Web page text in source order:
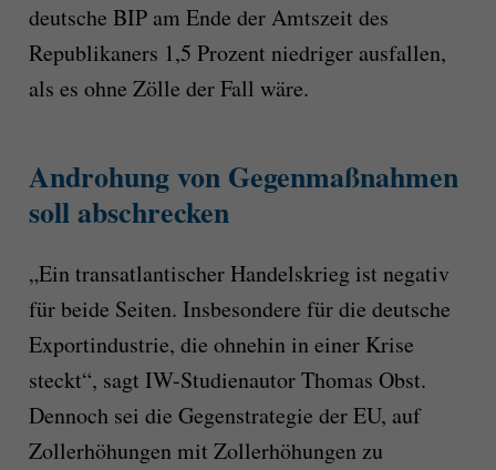
deutsche BIP am Ende der Amtszeit des
Republikaners 1,5 Prozent niedriger ausfallen,
als es ohne Zölle der Fall wäre.
Androhung von Gegenmaßnahmen
soll abschrecken
„Ein transatlantischer Handelskrieg ist negativ
für beide Seiten. Insbesondere für die deutsche
Exportindustrie, die ohnehin in einer Krise
steckt“, sagt IW-Studienautor Thomas Obst.
Dennoch sei die Gegenstrategie der EU, auf
Zollerhöhungen mit Zollerhöhungen zu